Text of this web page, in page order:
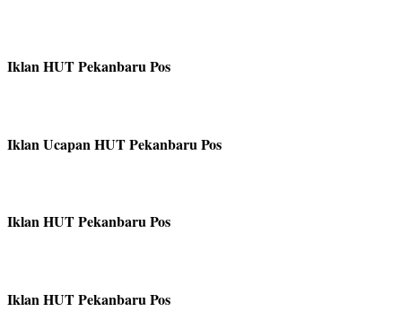
Iklan HUT Pekanbaru Pos
Iklan Ucapan HUT Pekanbaru Pos
Iklan HUT Pekanbaru Pos
Iklan HUT Pekanbaru Pos